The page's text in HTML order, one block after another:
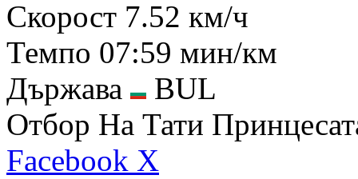
Скорост 7.52 км/ч
Темпо 07:59 мин/км
Държава
BUL
Отбор На Тати
Facebook X